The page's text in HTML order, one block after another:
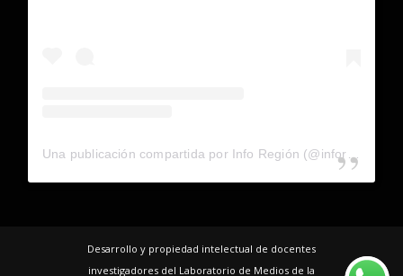
Una publicación compartida por Info Región (@inforegion_redes)
Desarrollo y propiedad intelectual de docentes
investigadores del Laboratorio de Medios de la